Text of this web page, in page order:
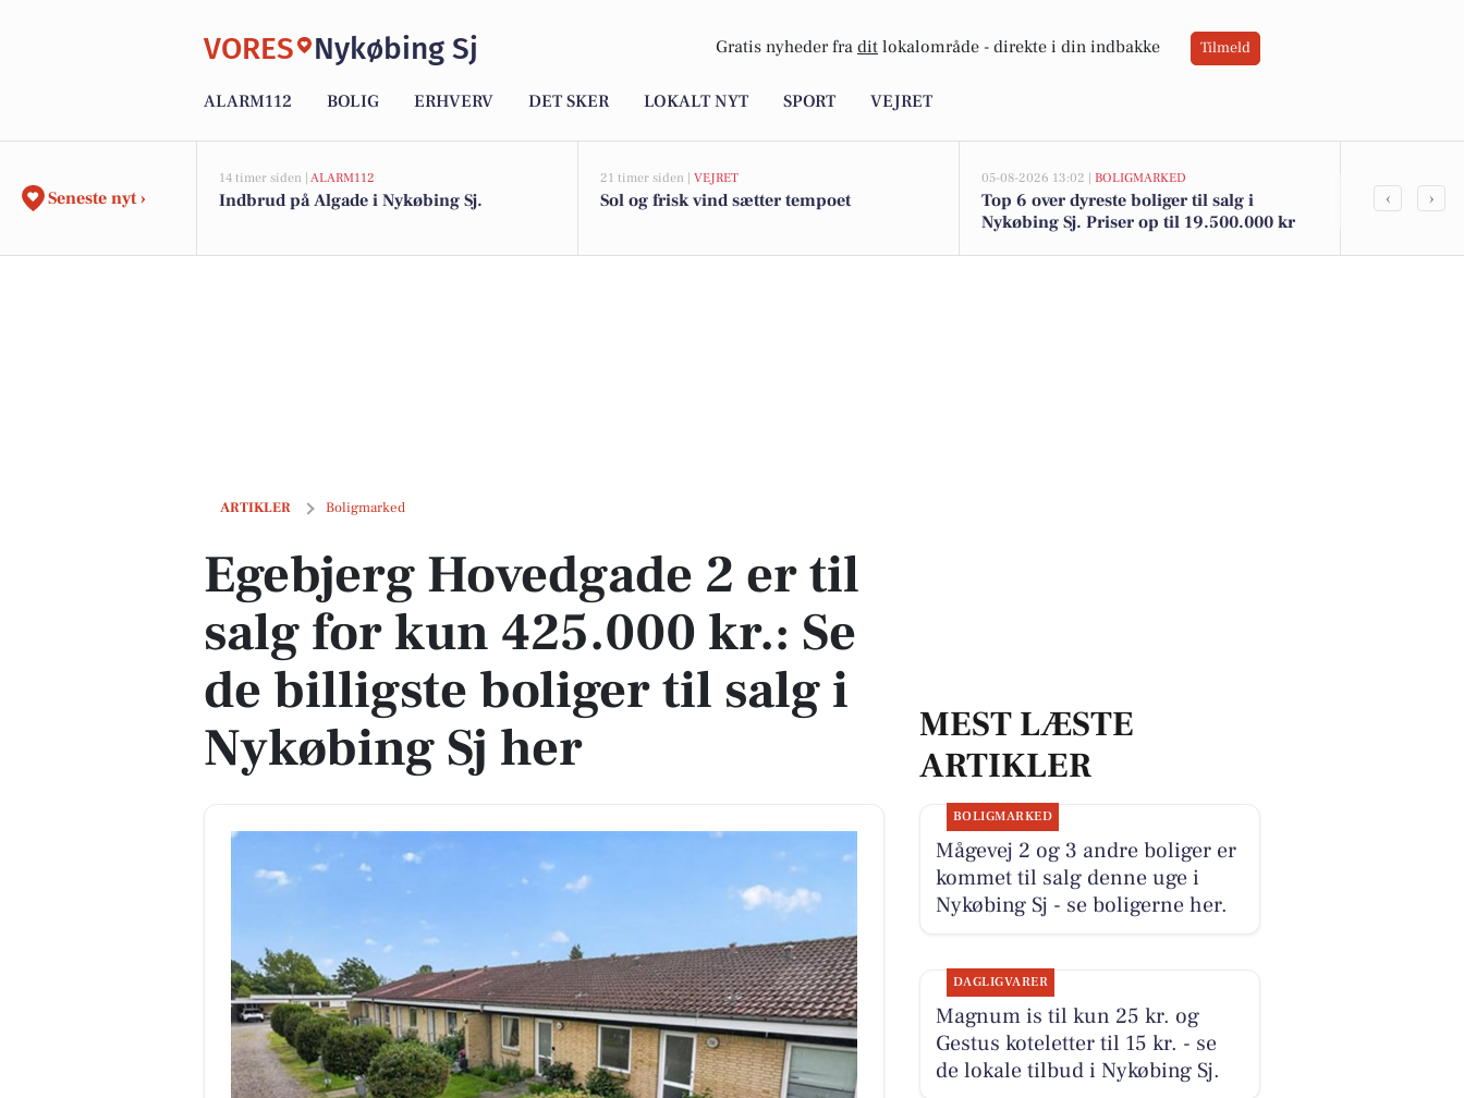
VORES Nykøbing Sj Gratis nyheder fra dit lokalområde - direkte i din indbakke Tilmeld
ALARM112 BOLIG ERHVERV DET SKER LOKALT NYT SPORT VEJRET
Seneste nyt ›
14 timer siden | ALARM112
Indbrud på Algade i Nykøbing Sj.
21 timer siden | VEJRET
Sol og frisk vind sætter tempoet
05-08-2026 13:02 | BOLIGMARKED
Top 6 over dyreste boliger til salg i
Nykøbing Sj. Priser op til 19.500.000 kr
Mågevej 2
‹ ›
ARTIKLER Boligmarked
Egebjerg Hovedgade 2 er til salg for kun 425.000 kr.: Se de billigste boliger til salg i Nykøbing Sj her
Egebjerg Hovedgade 2 er til
salg for kun 425.000 kr.: Se
de billigste boliger til salg i
Nykøbing Sj her
MEST LÆSTE
ARTIKLER
BOLIGMARKED
Mågevej 2 og 3 andre boliger er
kommet til salg denne uge i
Nykøbing Sj - se boligerne her.
DAGLIGVARER
Magnum is til kun 25 kr. og
Gestus koteletter til 15 kr. - se
de lokale tilbud i Nykøbing Sj.